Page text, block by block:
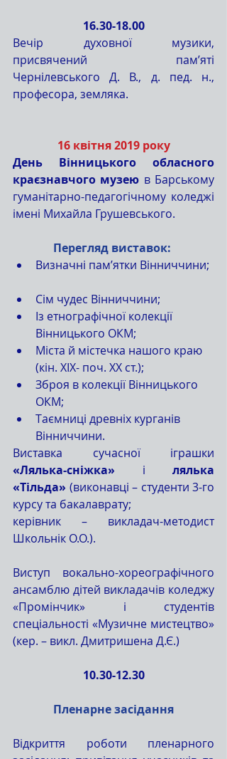
16.30-18.00
Вечір духовної музики,
присвячений пам’яті
Чернілевського Д. В., д. пед. н.,
професора, земляка.
16 квітня 2019 року
День Вінницького обласного
краєзнавчого музею в Барському
гуманітарно-педагогічному коледжі
імені Михайла Грушевського.
Перегляд виставок:
Визначні пам’ятки Вінниччини;
Сім чудес Вінниччини;
Із етнографічної колекції
Вінницького ОКМ;
Міста й містечка нашого краю
(кін. XIX- поч. XX ст.);
Зброя в колекції Вінницького
ОКМ;
Таємниці древніх курганів
Вінниччини.
«Лялька-сніжка» і лялька
«Тільда» (виконавці – студенти 3-го
курсу та бакалаврату;
керівник – викладач-методист
Школьнік О.О.).
Виступ вокально-хореографічного
ансамблю дітей викладачів коледжу
«Промінчик» і студентів
спеціальності «Музичне мистецтво»
(кер. – викл. Дмитришена Д.Є.)
10.30-12.30
Пленарне засідання
Відкриття роботи пленарного